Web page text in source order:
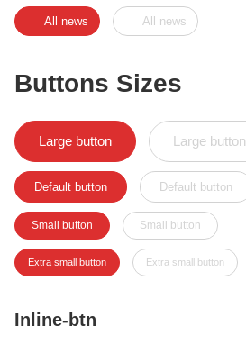
All news All news
Buttons Sizes
Large button Large button
Default button Default button
Small button Small button
Extra small button Extra small button
Inline-btn